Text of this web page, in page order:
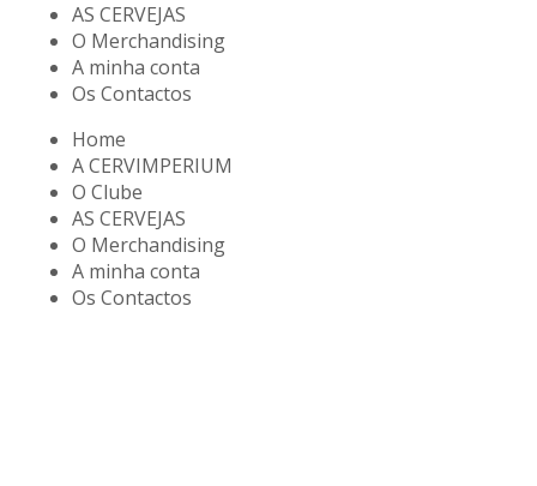
AS CERVEJAS
O Merchandising
A minha conta
Os Contactos
Home
A CERVIMPERIUM
O Clube
AS CERVEJAS
O Merchandising
A minha conta
Os Contactos